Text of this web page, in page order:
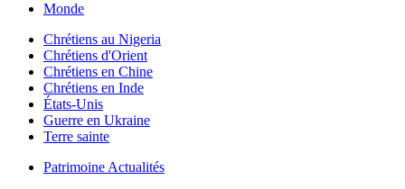
Monde
Chrétiens au Nigeria
Chrétiens d'Orient
Chrétiens en Chine
Chrétiens en Inde
États-Unis
Guerre en Ukraine
Terre sainte
Patrimoine Actualités